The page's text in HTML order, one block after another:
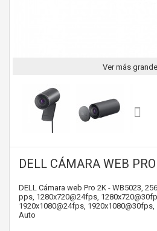
Ver más grande
DELL CÁMARA WEB
DELL Cámara web Pro 2K - WB5023,
pps, 1280x720@24fps,
1920x1080@24fps, 1920x1080@30fps,
Auto